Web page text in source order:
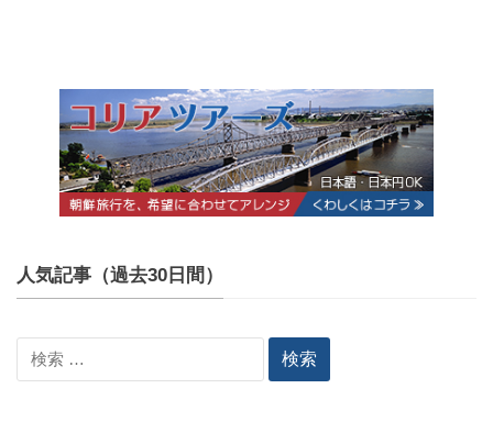
人気記事（過去30日間）
索: